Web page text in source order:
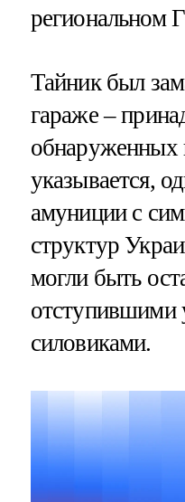
Тайник был
гараже –
обнаруженных
указывается,
амуниции с
структур
могли быть
отступившими
силовиками.